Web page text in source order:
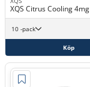
XQS Citrus Cooling 4mg
10 -pack
Köp